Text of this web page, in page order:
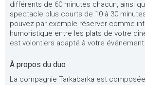
différents de 60 minutes chacun, ainsi
spectacle plus courts de 10 à 30
pouvez par exemple réserver comme
humoristique entre les plats de votre
est volontiers adapté à votre événement.
À propos du duo
La compagnie Tarkabarka est